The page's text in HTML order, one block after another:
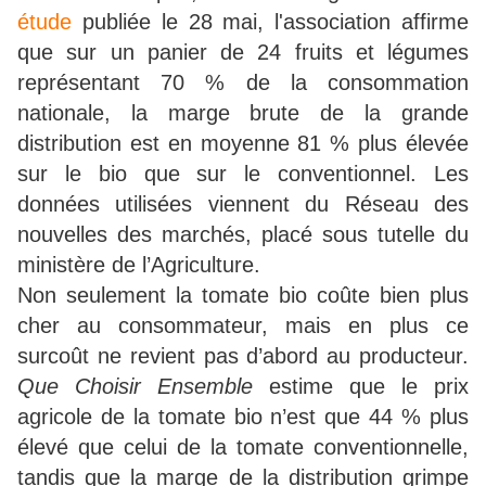
étude publiée le 28 mai, l'association affirme
que sur un panier de 24 fruits et légumes
représentant 70 % de la consommation
nationale, la marge brute de la grande
distribution est en moyenne 81 % plus élevée
sur le bio que sur le conventionnel. Les
données utilisées viennent du Réseau des
nouvelles des marchés, placé sous tutelle du
ministère de l’Agriculture.
Non seulement la tomate bio coûte bien plus
cher au consommateur, mais en plus ce
surcoût ne revient pas d’abord au producteur.
Que Choisir Ensemble estime que le prix
agricole de la tomate bio n’est que 44 % plus
élevé que celui de la tomate conventionnelle,
tandis que la marge de la distribution grimpe